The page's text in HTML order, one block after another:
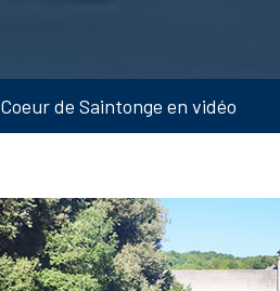
Coeur de Saintonge en vidéo